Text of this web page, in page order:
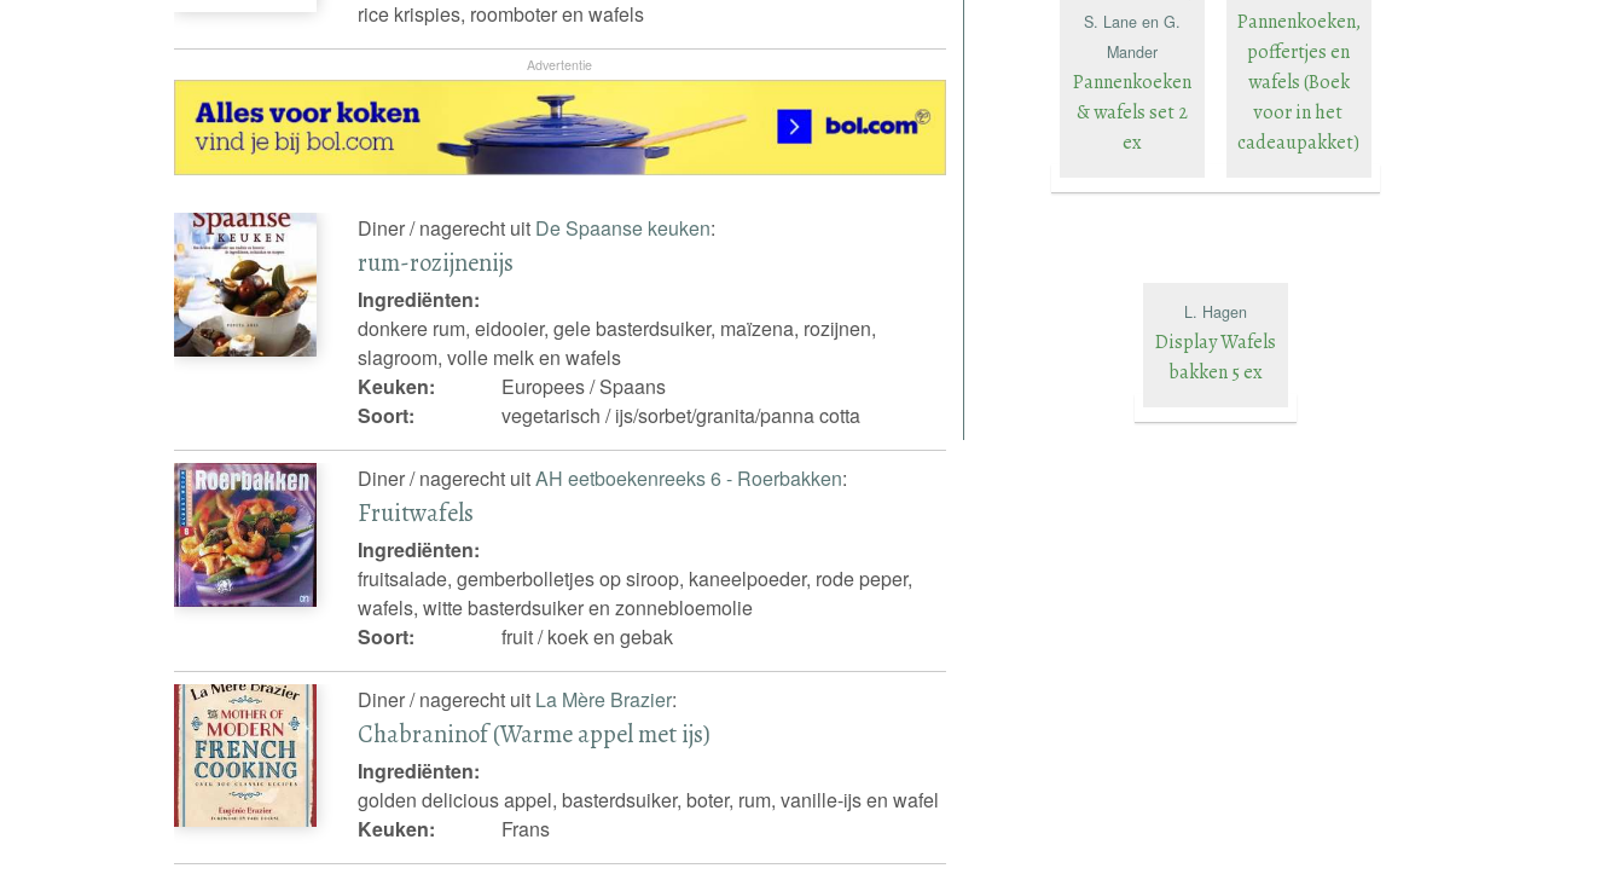
rice krispies, roomboter en wafels
Advertentie
Diner / nagerecht uit De Spaanse keuken:
rum-rozijnenijs
Ingrediënten:
donkere rum, eidooier, gele basterdsuiker, maïzena, rozijnen,
slagroom, volle melk en wafels
Keuken:
Europees / Spaans
Soort:
vegetarisch / ijs/sorbet/granita/panna cotta
Diner / nagerecht uitAH eetboekenreeks 6 - Roerbakken:
Fruitwafels
Ingrediënten:
fruitsalade, gemberbolletjes op siroop, kaneelpoeder, rode peper,
wafels, witte basterdsuiker en zonnebloemolie
Soort:
fruit / koek en gebak
Diner / nagerecht uit La Mère Brazier:
Chabraninof (Warme appel met ijs)
Ingrediënten:
golden delicious appel, basterdsuiker, boter, rum, vanille-ijs en wafel
Keuken:
Frans
S. Lane en G.
Mander
Pannenkoeken
& wafels set 2
ex
Pannenkoeken,
poffertjes en
wafels (Boek
voor in het
cadeaupakket)
L. Hagen
Display Wafels
bakken 5 ex